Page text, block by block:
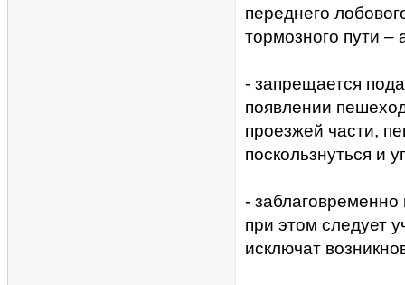
переднего
тормозного пути –
- запрещается
появлении
проезжей части,
поскользнуться и
-
при этом следует
исключат